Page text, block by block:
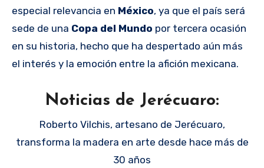
especial relevancia en México, ya que el país será
sede de una Copa del Mundo por tercera ocasión
en su historia, hecho que ha despertado aún más
el interés y la emoción entre la afición mexicana.
Noticias de Jerécuaro:
Roberto Vilchis, artesano de Jerécuaro,
transforma la madera en arte desde hace más de
30 años